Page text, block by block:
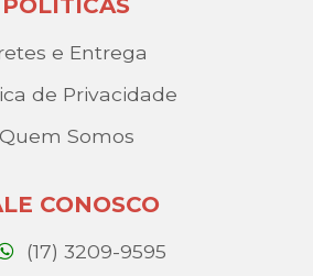
POLÍTICAS
e Entrega
de Privacidade
Quem Somos
CONOSCO
(17) 3209-9595